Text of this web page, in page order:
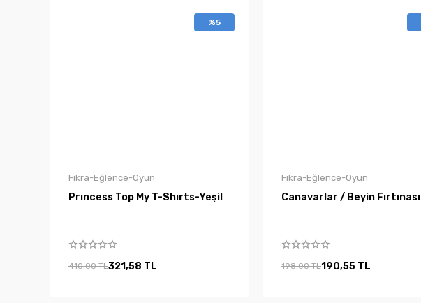
%5
Fıkra-Eğlence-Oyun
Prıncess Top My T-Shırts-Yeşil
410,00 TL321,58 TL
Fıkra-Eğlence-Oyun
Canavarlar / Beyin Fırtınası
198,00 TL190,55 TL